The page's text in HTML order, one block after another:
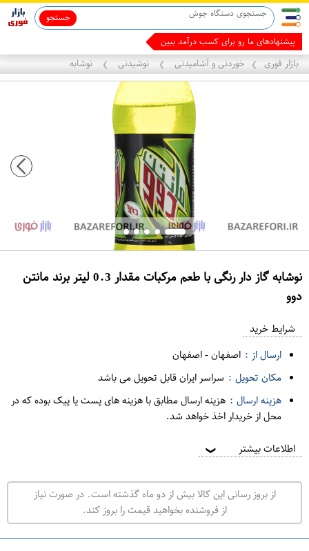
جستجو
پیشنهادهای ما رو برای کسب درآمد ببین
بازار فوری ❯ خوردنی و آشامیدنی ❯ نوشیدنی ❯ نوشابه
نوشابه گاز دار رنگی با طعم مرکبات مقدار 0.3 لیتر برند مانتن
دوو
م
د
ف
ر
و
ش
ی
ت
ر
ا
شرایط خرید
ارسال از : اصفهان-اصفهان
مکان تحویل : سراسر ایران قابل تحویل می باشد
هزینه ارسال : هزینه ارسال مطابق با هزینه های پست یا پیک بوده که در
محل از خریدار اخذ خواهد شد.
اطلاعات بیشتر ❯
از بروز رسانی این کالا بیش از دو ماه گذشته است. در صورت نیاز
از فروشنده بخواهید قیمت را بروز کند.